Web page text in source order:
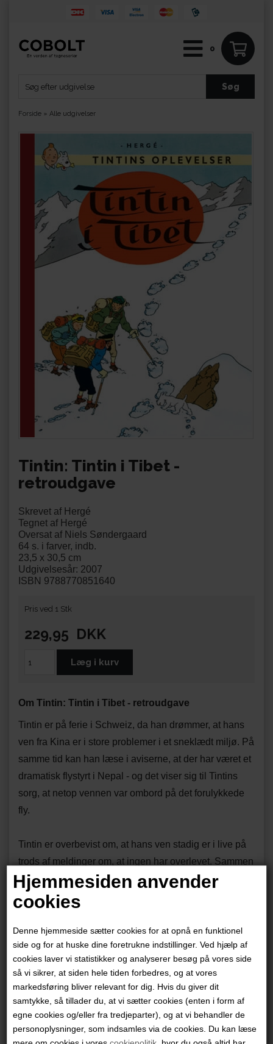
Hjemmesiden anvender
cookies
Denne hjemmeside sætter cookies for at opnå en funktionel
side og for at huske dine foretrukne indstillinger. Ved hjælp af
cookies laver vi statistikker og analyserer besøg på vores side
så vi sikrer, at siden hele tiden forbedres, og at vores
markedsføring bliver relevant for dig. Hvis du giver dit
samtykke, så tillader du, at vi sætter cookies (enten i form af
egne cookies og/eller fra tredjeparter), og at vi behandler de
personoplysninger, som indsamles via de cookies. Du kan læse
0
Forside » Alle udgivelser
Tintin: Tintin i Tibet -
retroudgave
Skrevet af Hergé
Tegnet af Hergé
Oversat af Niels Søndergaard
64 s. i farver, indb.
23,5 x 30,5 cm
Udgivelsesår: 2007
ISBN 9788770851640
Pris ved 1 Stk
229,95 DKK
Om Tintin: Tintin i Tibet - retroudgave
Tintin er på ferie i Schweiz, da han drømmer, at hans
ven fra Kina er i store problemer i et sneklædt miljø. På
samme tid kan han læse i aviserne, at der har været et
dramatisk flystyrt i Nepal - og det viser sig til Tintins
sorg, at netop vennen var ombord på det forulykkede
fly.
Tintin er overbevist om, at hans ven stadig er i live på
trods af meldinger om, at ingen har overlevet. Sammen
med kaptajn Haddock sætter han alt ind på at finde
ham i Himalayas ufremkommelige bjerge, men snart
kinesiske dreng.
Hergés berømte serie i en lækker indbundet udgave –
med en papirkvalitet som i de gode gamle dage og ryg
af bæredygtigt kunstlæder. Der er tale om den
allerførste farvelagte version af hver historie i en
udgave, der nøje afspejler den oprindelige